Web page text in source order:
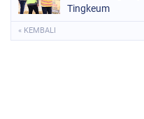
Tingkeum
« KEMBALI